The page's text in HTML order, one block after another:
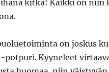
kitka! Kaikki on niin
on joskus
potpuri. Kyyneleet